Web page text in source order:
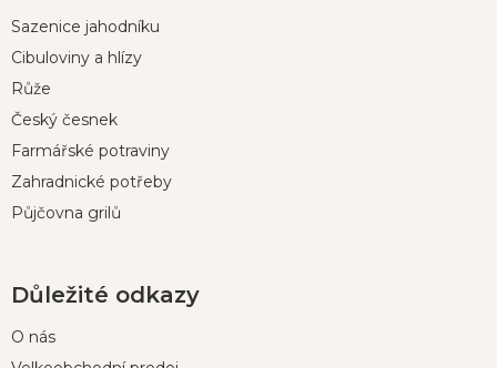
aSazenice jahodníku
Cibuloviny a hlízy
Růže
Český česnek
Farmářské potraviny
Zahradnické potřeby
Půjčovna grilů
Důležité odkazy
O nás